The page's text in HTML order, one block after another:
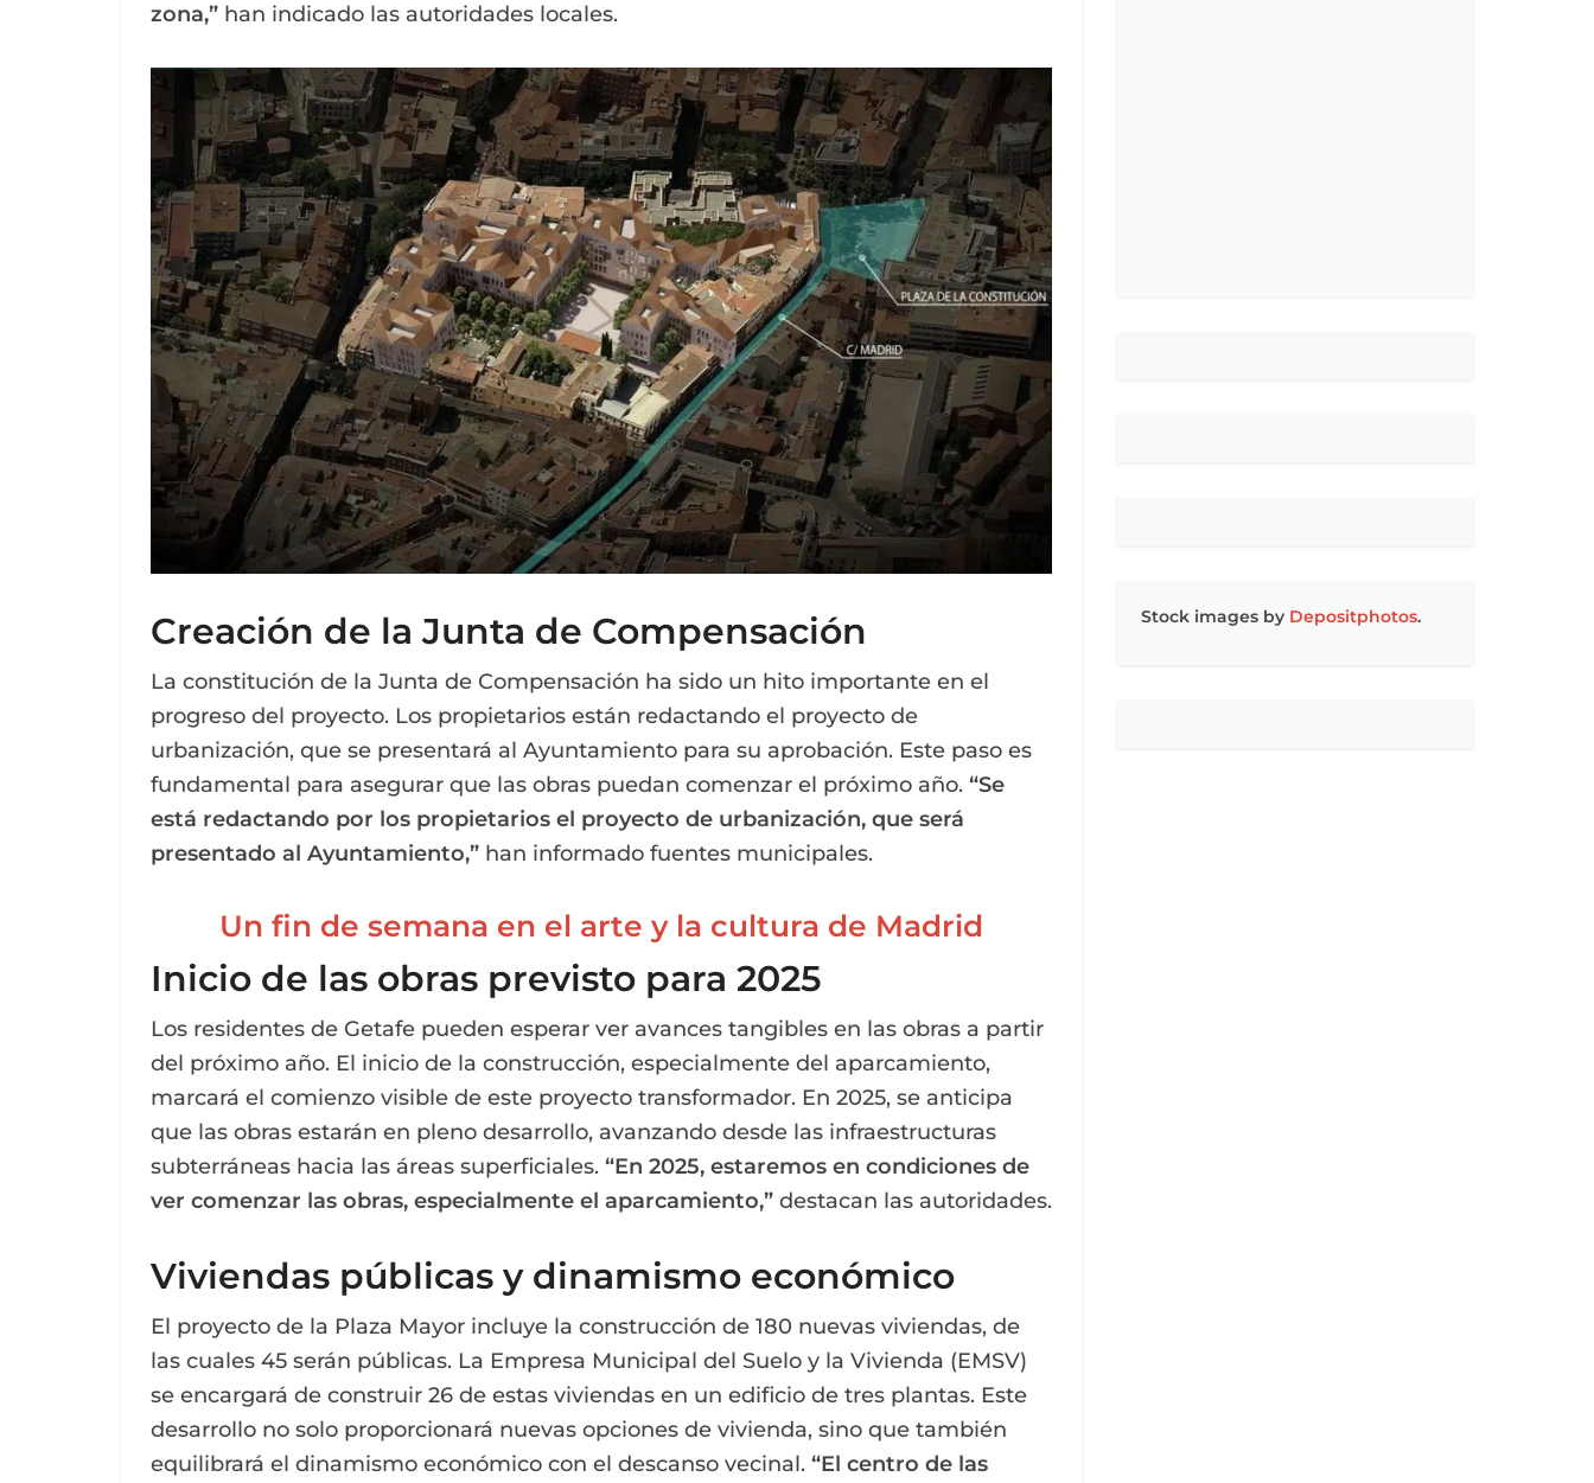
zona,” han indicado las autoridades locales.
Creación de la Junta de Compensación
La constitución de la Junta de Compensación ha sido un hito importante en el
progreso del proyecto. Los propietarios están redactando el proyecto de
urbanización, que se presentará al Ayuntamiento para su aprobación. Este paso es
fundamental para asegurar que las obras puedan comenzar el próximo año. “Se
está redactando por los propietarios el proyecto de urbanización, que será
presentado al Ayuntamiento,” han informado fuentes municipales.
Un fin de semana en el arte y la cultura de Madrid
Inicio de las obras previsto para 2025
Los residentes de Getafe pueden esperar ver avances tangibles en las obras a partir
del próximo año. El inicio de la construcción, especialmente del aparcamiento,
marcará el comienzo visible de este proyecto transformador. En 2025, se anticipa
que las obras estarán en pleno desarrollo, avanzando desde las infraestructuras
subterráneas hacia las áreas superficiales. “En 2025, estaremos en condiciones de
ver comenzar las obras, especialmente el aparcamiento,” destacan las autoridades.
Viviendas públicas y dinamismo económico
El proyecto de la Plaza Mayor incluye la construcción de 180 nuevas viviendas, de
las cuales 45 serán públicas. La Empresa Municipal del Suelo y la Vivienda (EMSV)
se encargará de construir 26 de estas viviendas en un edificio de tres plantas. Este
desarrollo no solo proporcionará nuevas opciones de vivienda, sino que también
equilibrará el dinamismo económico con el descanso vecinal. “El centro de las
Stock images by Depositphotos.